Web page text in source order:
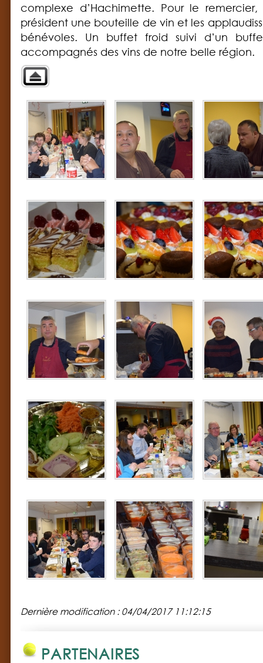
complexe d’Hachimette. Pour le
président une bouteille de vin et les
bénévoles. Un buffet froid suivi d’un
accompagnés des vins de notre belle région.
Dernière modification : 04/04/2017 11:12:15
PARTENAIRES